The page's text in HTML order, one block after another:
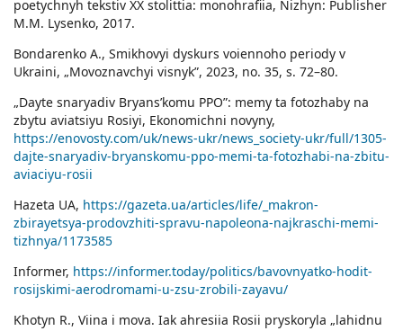
poetychnyh tekstiv XX stolittia: monohrafiia, Nizhyn: Publisher
M.M. Lysenko, 2017.
Bondarenko A., Smikhovyi dyskurs voiennoho periody v
Ukraini, „Movoznavchyi visnyk”, 2023, no. 35, s. 72–80.
„Dayte snaryadiv Bryans’komu PPO”: memy ta fotozhaby na
zbytu aviatsiyu Rosiyi, Еkonomichni novyny,
https://enovosty.com/uk/news-ukr/news_society-ukr/full/1305-
dajte-snaryadiv-bryanskomu-ppo-memi-ta-fotozhabi-na-zbitu-
aviaciyu-rosii
Hazeta UA, https://gazeta.ua/articles/life/_makron-
zbirayetsya-prodovzhiti-spravu-napoleona-najkraschi-memi-
tizhnya/1173585
Іnformer, https://informer.today/politics/bavovnyatko-hodit-
rosijskimi-aerodromami-u-zsu-zrobili-zayavu/
Khotyn R., Viina i mova. Iak ahresiia Rosii pryskoryla „lahidnu